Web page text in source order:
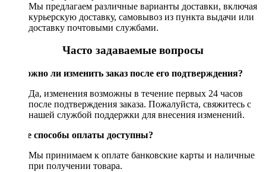
Мы предлагаем различные варианты доставки, включая
курьерскую доставку, самовывоз из пункта выдачи или
доставку почтовыми службами.
Часто задаваемые вопросы
Возможно ли изменить заказ после его подтверждения?
Да, изменения возможны в течение первых 24 часов
после подтверждения заказа. Пожалуйста, свяжитесь с
нашей службой поддержки для внесения изменений.
Какие способы оплаты доступны?
Мы принимаем к оплате банковские карты и наличные
при получении товара.